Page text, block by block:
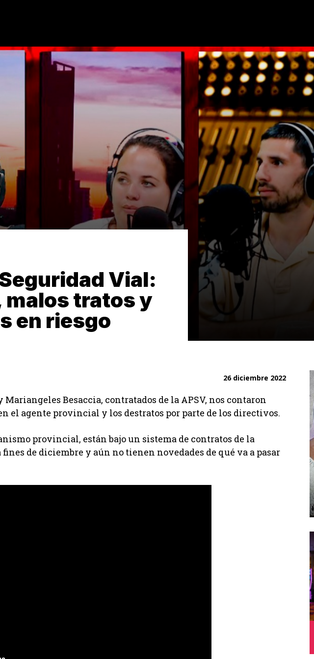
Vial:
tratos y
en riesgo
26 diciembre 2022
Besaccia, contratados de la APSV, nos contaron
el agente provincial y los destratos por parte de los directivos.
provincial, están bajo un sistema de contratos de la
de diciembre y aún no tienen novedades de qué va a pasar